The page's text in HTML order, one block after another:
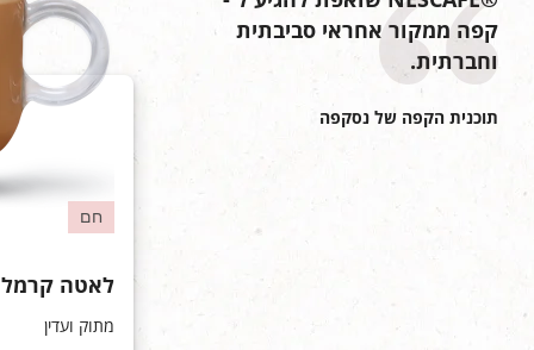
קפה ממקור אחראי סביבתית
וחברתית.
תוכנית הקפה של נסקפה
חם
לאטה קרמל
מתוק ועדין